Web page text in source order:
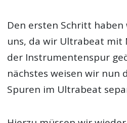
Den ersten Schritt
uns, da wir Ultrabeat
der Instrumentenspur
nächstes weisen wir nun
Spuren im Ultrabeat